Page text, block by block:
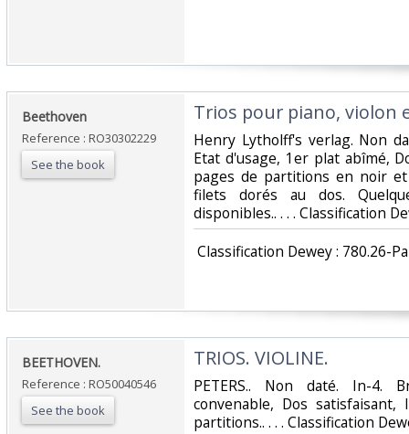
‎Beethoven‎
Reference : RO30302229
See the book
‎Trios pour piano, violon
‎Henry Lytholff's verlag. Non
Etat d'usage, 1er plat abîmé,
pages de partitions en noir
filets dorés au dos.
disponibles.. . . . Classification
Classification Dewey : 780.26-
‎BEETHOVEN.‎
Reference : RO50040546
See the book
‎TRIOS. VIOLINE.‎
‎PETERS.. Non daté. In-4.
convenable, Dos
partitions.. . . . Classification